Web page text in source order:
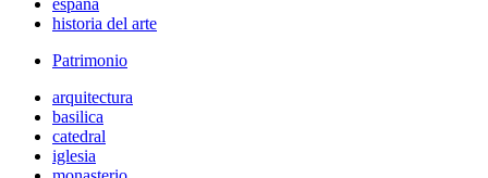
españa
historia del arte
Patrimonio
arquitectura
basilica
catedral
iglesia